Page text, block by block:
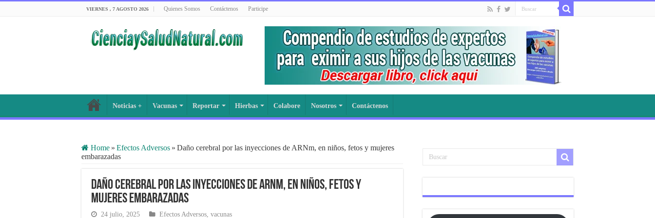
VIERNES , 7 AGOSTO 2026 Quienes Somos Contáctenos Participe
Noticias + Vacunas Reportar Hierbas Colabore Nosotros Contáctenos
Home » Efectos Adversos » Daño cerebral por las inyecciones de ARNm, en niños, fetos y mujeres
embarazadas
Daño cerebral por las inyecciones de ARNm, en niños, fetos y
mujeres embarazadas
24 julio, 2025 Efectos Adversos, vacunas